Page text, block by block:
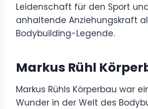
Leidenschaft für den Sport
anhaltende Anziehungskraft
Bodybuilding-Legende.
Markus Rühl
Markus Rühls Körperbau war
Wunder in der Welt des